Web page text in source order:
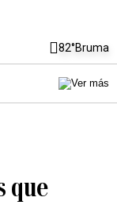
82°Bruma
que